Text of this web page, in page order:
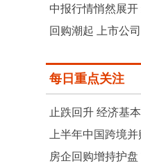
中报行情悄然展
回购潮起 上市公
每日重点关注
止跌回升 经济基
上半年中国跨境
房企回购增持护